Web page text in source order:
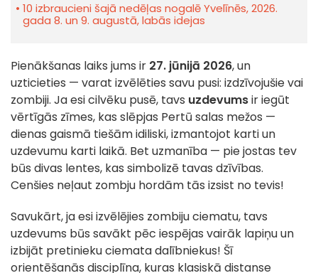
10 izbraucieni šajā nedēļas nogalē Yvelīnēs, 2026.
gada 8. un 9. augustā, labās idejas
Pienākšanas laiks jums ir 27. jūnijā 2026, un
uzticieties — varat izvēlēties savu pusi: izdzīvojušie vai
zombiji. Ja esi cilvēku pusē, tavs uzdevumsir iegūt
vērtīgās zīmes, kas slēpjas Pertū salas mežos —
dienas gaismā tiešām idiliski, izmantojot karti un
uzdevumu karti laikā. Bet uzmanība — pie jostas tev
būs divas lentes, kas simbolizē tavas dzīvības.
Cenšies neļaut zombju hordām tās izsist no tevis!
Savukārt, ja esi izvēlējies zombiju ciematu, tavs
uzdevums būs savākt pēc iespējas vairāk lapiņu un
izbijāt pretinieku ciemata dalībniekus! Šī
orientēšanās disciplīna, kuras klasiskā distanse